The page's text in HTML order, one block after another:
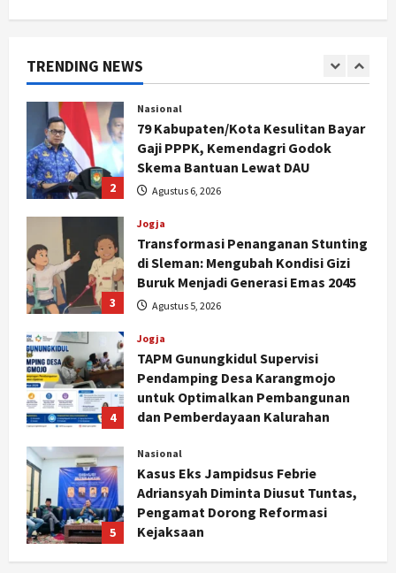
TRENDING NEWS
1
2
Nasional
79 Kabupaten/Kota Kesulitan Bayar
Gaji PPPK, Kemendagri Godok
Skema Bantuan Lewat DAU
Agustus 6, 2026
3
Jogja
Transformasi Penanganan Stunting
di Sleman: Mengubah Kondisi Gizi
Buruk Menjadi Generasi Emas 2045
Agustus 5, 2026
4
Jogja
TAPM Gunungkidul Supervisi
Pendamping Desa Karangmojo
untuk Optimalkan Pembangunan
dan Pemberdayaan Kalurahan
5
Nasional
Kasus Eks Jampidsus Febrie
Adriansyah Diminta Diusut Tuntas,
Pengamat Dorong Reformasi
Kejaksaan
Politik